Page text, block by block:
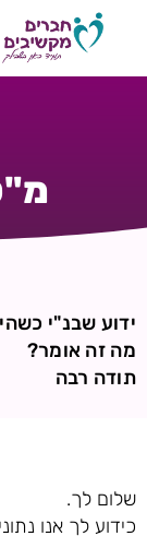
ידוע שבנ"י
מה זה אומר?
תודה רבה
שלום לך.